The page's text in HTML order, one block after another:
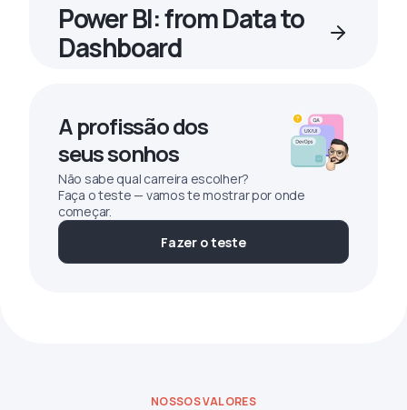
Power BI: from Data to
Dashboard
A profissão dos
seus sonhos
Não sabe qual carreira escolher?
Faça o teste — vamos te mostrar por onde
começar.
Fazer o teste
NOSSOS VALORES